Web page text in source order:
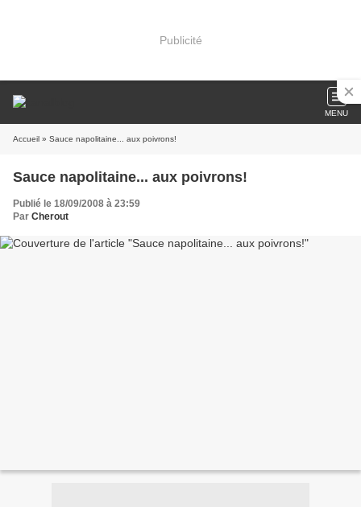
Publicité
MENU
Accueil » Sauce napolitaine... aux poivrons!
Sauce napolitaine... aux poivrons!
Publié le 18/09/2008 à 23:59
Par Cherout